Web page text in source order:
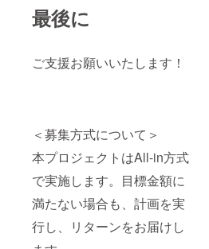
最後に
ご支援お願いいたします！
＜募集方式について＞
本プロジェクトはAll-in方式
で実施します。目標金額に
満たない場合も、計画を実
行し、リターンをお届けし